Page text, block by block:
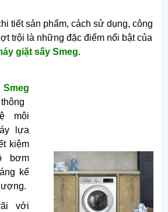
tiết sản phẩm, cách sử dụng, công
trội là những đặc điểm nổi bật của
giặt sấy Smeg.
môi
lựa
kiệm
bơm
kể
với